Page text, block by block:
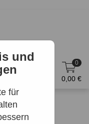
und
für
0
0,00 €